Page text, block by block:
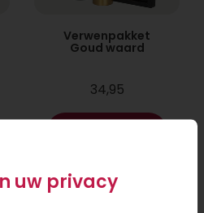
Verwenpakket
Goud waard
34,95
uw privacy